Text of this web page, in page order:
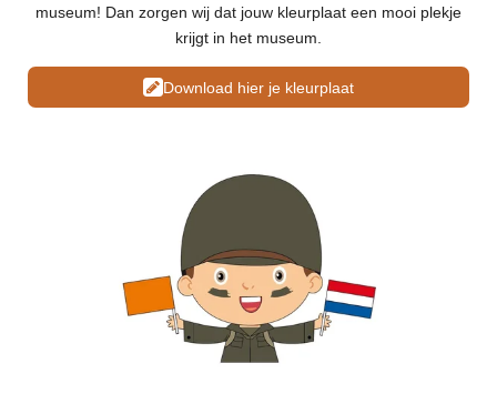
museum! Dan zorgen wij dat jouw kleurplaat een mooi plekje
krijgt in het museum.
Download hier je kleurplaat